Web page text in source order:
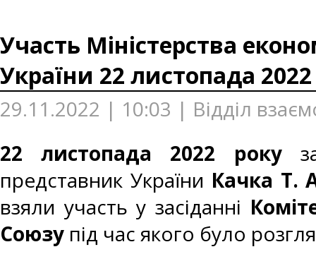
Участь Міністерства
України 22 листопада
29.11.2022 | 10:03 | Відділ
22 листопада 2022 року
представник України Качка Т.
взяли участь у засіданні
Союзу під час якого було